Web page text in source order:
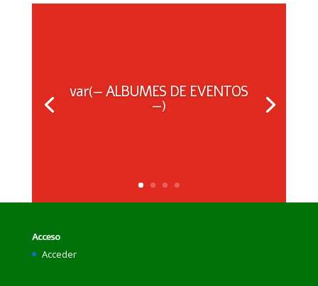
var(— ALBUMES DE EVENTOS
—)
Acceso
Acceder